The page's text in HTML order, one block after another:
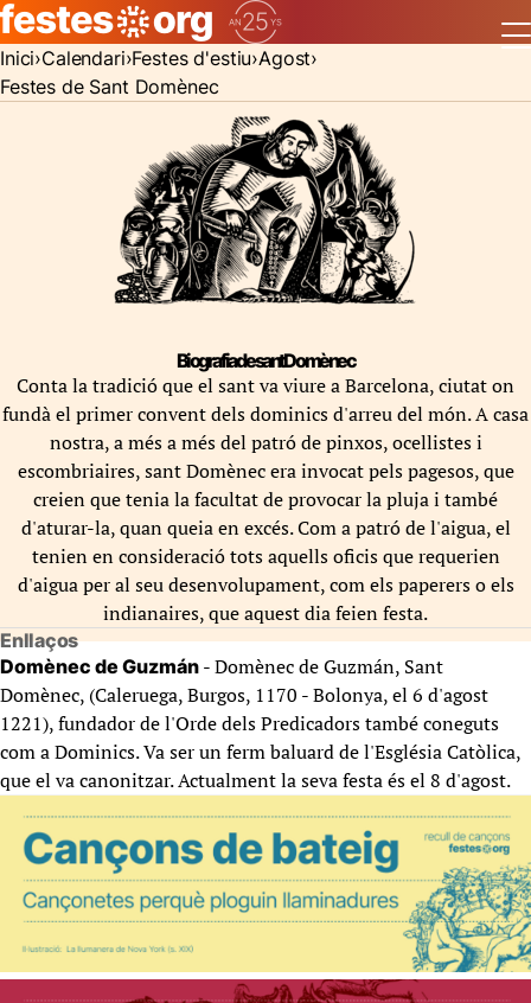
Inici Calendari Festes d'estiu Agost
Festes de Sant Domènec
Biografia de sant Domènec
Conta la tradició que el sant va viure a Barcelona, ciutat on
fundà el primer convent dels dominics d'arreu del món. A casa
nostra, a més a més del patró de pinxos, ocellistes i
escombriaires, sant Domènec era invocat pels pagesos, que
creien que tenia la facultat de provocar la pluja i també
d'aturar-la, quan queia en excés. Com a patró de l'aigua, el
tenien en consideració tots aquells oficis que requerien
d'aigua per al seu desenvolupament, com els paperers o els
indianaires, que aquest dia feien festa.
Enllaços
Domènec de Guzmán - Domènec de Guzmán, Sant
Domènec, (Caleruega, Burgos, 1170 - Bolonya, el 6 d'agost
1221), fundador de l'Orde dels Predicadors també coneguts
com a Dominics. Va ser un ferm baluard de l'Església Catòlica,
que el va canonitzar. Actualment la seva festa és el 8 d'agost.